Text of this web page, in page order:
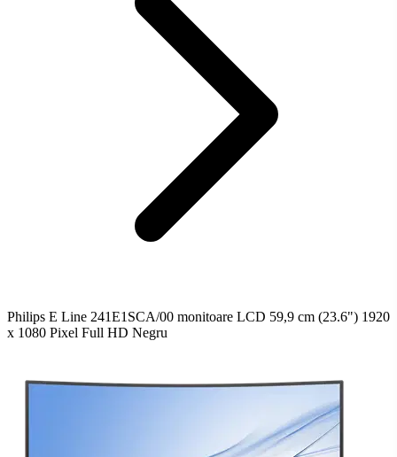
Philips E Line 241E1SCA/00 monitoare LCD 59,9 cm (23.6") 1920
x 1080 Pixel Full HD Negru